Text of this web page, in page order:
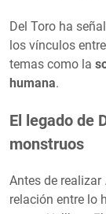
Del Toro ha
los vínculos
temas como la
humana.
El legado de
monstruos
Antes de realizar
relación entre lo